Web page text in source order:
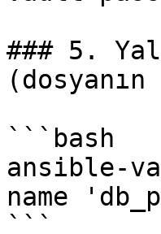
### 5.
```bash
ansible-
name
```